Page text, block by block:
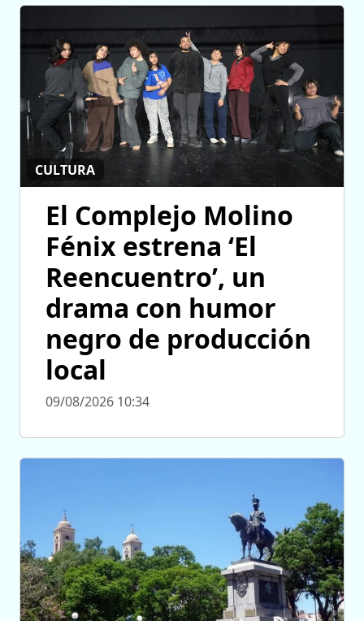
CULTURA
El Complejo Molino
Fénix estrena ‘El
Reencuentro’, un
drama con humor
negro de producción
local
09/08/2026 10:34